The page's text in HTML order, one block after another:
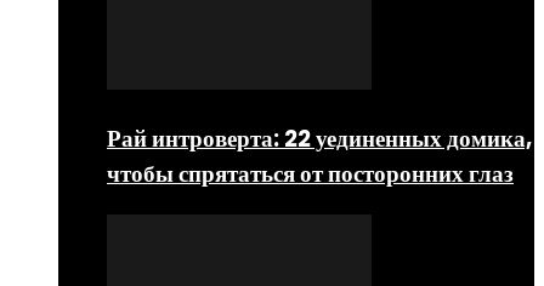
Рай интроверта: 22 уединенных домика,
чтобы спрятаться от посторонних глаз